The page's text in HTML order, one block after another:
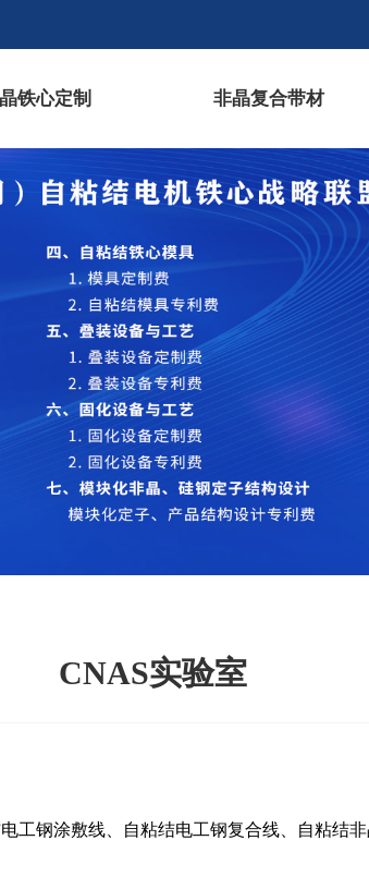
铁心定制 非晶复合带材
您现在的位置： 首页 / CNAS实验室
CNAS实验室
工钢涂敷线、自粘结电工钢复合线、自粘结